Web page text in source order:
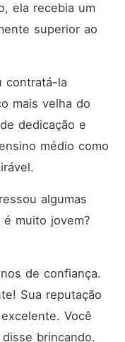
ela recebia um
superior ao
contratá-la
mais velha do
dedicação e
médio como
algumas
muito jovem?
de confiança.
Sua reputação
Você
brincando.